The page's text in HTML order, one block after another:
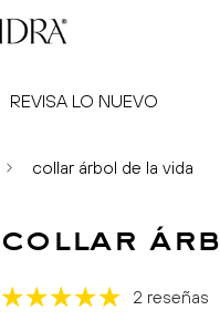
REVISA LO NUEVO
collar árbol de la vida
collar
2 reseñas